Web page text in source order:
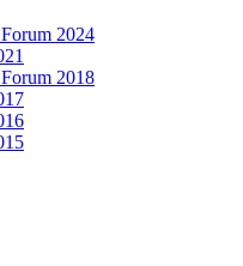
2024
2018